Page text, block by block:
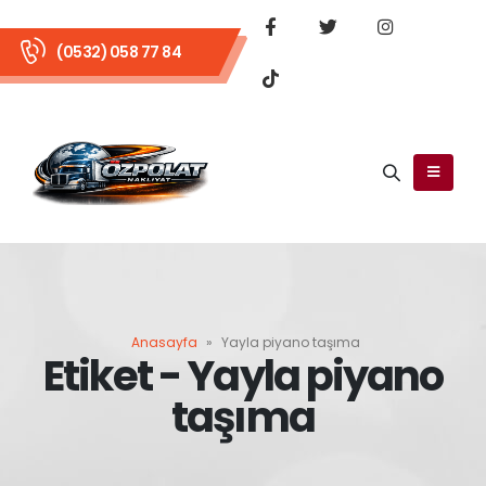
(0532) 058 77 84
Anasayfa » Yayla piyano taşıma
Etiket - Yayla piyano
taşıma